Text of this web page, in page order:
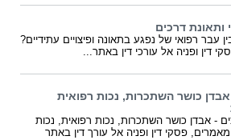
ותאונת דרכים
עבר רפואי של נפגע בתאונה ופיצויים עתידיים?
דין ופניה אל עורכי דין באתר...
כושר השתכרות, נכות רפואית
- אבדן כושר השתכרות, נכות רפואית, נכות
פסקי דין ופניה אל עורך דין באתר